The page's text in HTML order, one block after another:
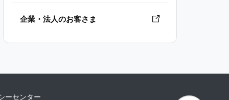
企業・法人のお客さま
ーセンター